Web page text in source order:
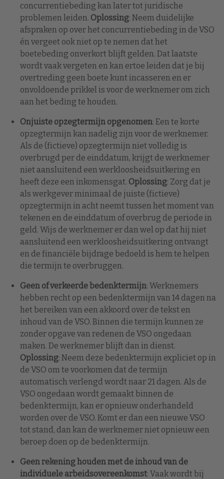
concurrentiebeding kan later tot juridische
problemen leiden. Oplossing: Neem duidelijke
afspraken op over het concurrentiebeding in de VSO
én vergeet ook niet op te nemen dat het
boetebeding onverkort blijft gelden. Dat laatste
wordt vaak vergeten en kan ertoe leiden dat je bij
overtreding geen boete kunt incasseren en er
onvoldoende prikkel is voor de werknemer om zich
aan het beding te houden.
Onjuiste opzegtermijn opgenomen: Een te korte
opzegtermijn kan nadelig zijn voor de werknemer.
Als de (fictieve) opzegtermijn niet volledig is
overbrugd per de einddatum, krijgt de werknemer
niet aansluitend een werkloosheidsuitkering en
heeft deze een inkomensgat. Oplossing: Zorg dat je
als werkgever minimaal de juiste (fictieve)
opzegtermijn in acht neemt tussen het moment van
tekenen en de einddatum of overbrug de periode in
geld. Wijs de werknemer er dan wel op dat hij niet
aansluitend een werkloosheidsuitkering ontvangt
en de financiële bijdrage bedoeld is hem te helpen
die termijn te overbruggen.
Geen of verkeerde bedenktermijn: Werknemers
hebben recht op een bedenktermijn van 14 dagen na
het bereiken van een akkoord over de tekst en
inhoud van de VSO. Binnen die termijn kunnen ze
zonder opgave van redenen de VSO ongedaan
maken. De werknemer blijft dan in dienst.
Oplossing: Neem deze bedenktermijn expliciet op in
de VSO om te voorkomen dat de termijn
automatisch verlengd wordt naar 21 dagen. Als de
VSO ongedaan wordt gemaakt binnen de
bedenktermijn, kan er opnieuw onderhandeld
worden over de VSO. Komt er dan een nieuwe VSO
tot stand, dan kan de werknemer niet opnieuw een
beroep doen op de bedenktermijn.
Geen rekening houden met de inhoud van de
individuele arbeidsovereenkomst: Vaak wordt bij